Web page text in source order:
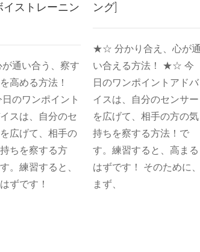
イストレーニン
通い合う、察す
高める方法！
のワンポイント
スは、自分のセ
広げて、相手の
ちを察する方
。練習すると、
ずです！
ング]
★☆ 分かり合え、心が通
い合える方法！ ★☆ 今
日のワンポイントアドバ
イスは、自分のセンサー
を広げて、相手の方の気
持ちを察する方法！で
す。練習すると、高まる
はずです！ そのために、
まず、